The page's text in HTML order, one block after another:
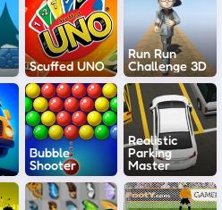
Scuffed UNO
Run Run
Challenge 3D
Bubble
Shooter
Realistic
Parking
Master